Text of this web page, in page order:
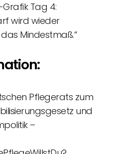
Tag 4:
wird wieder
Mindestmaß.“
Pflegerats zum
und
–